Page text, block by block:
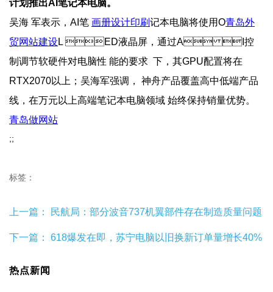
计划推出AI笔记本电脑。
吴海 军表示，AI笔  画册设计印刷记本电脑将使用O青岛外 
贸网站建设L ED液晶屏，通过A I控  
制调节软硬件对电脑性 能的要求  下，其GPU配置将在
RTX2070以上；吴海军强调， 神舟产品覆盖高中低端产品
线，在万元以上高端笔记本电脑领域 始终保持销量优势。
青岛做网站
;;
标签：
上一篇： 民航局：部分波音737机翼部件存在制造质量问题
下一篇： 618爆发在即，苏宁电脑以旧换新订单量增长40%
热点新闻